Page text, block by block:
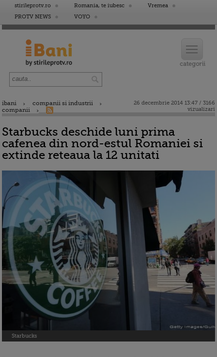
stirileprotv.ro Romania, te iubesc
Vremea
PROTV NEWS
VOYO
ibani
companii si industrii
companii
26 decembrie 2014 13:47 / 3166
vizualizari
Starbucks deschide luni prima
cafenea din nord-estul Romaniei si
extinde reteaua la 12 unitati
Starbucks